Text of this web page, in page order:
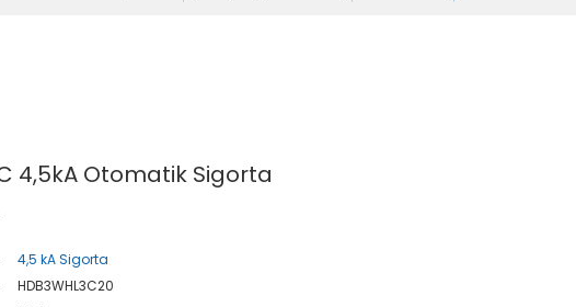
4,5kA Otomatik Sigorta
4,5 kA Sigorta
HDB3WHL3C20